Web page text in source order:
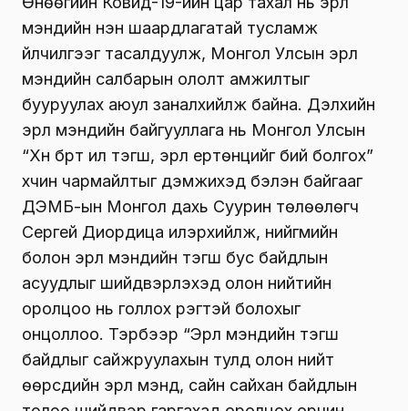
мэндийн нэн шаардлагатай тусламж
үйлчилгээг тасалдуулж, Монгол Улсын эрүүл
мэндийн салбарын ололт амжилтыг
бууруулах аюул заналхийлж байна. Дэлхийн
эрүүл мэндийн байгууллага нь Монгол Улсын
“Хүн бүрт илүү тэгш, эрүүл ертөнцийг бий болгох”
хүчин чармайлтыг дэмжихэд бэлэн байгааг
ДЭМБ-ын Монгол дахь Суурин төлөөлөгч
Сергей Диордица илэрхийлж, нийгмийн
болон эрүүл мэндийн тэгш бус байдлын
асуудлыг шийдвэрлэхэд олон нийтийн
оролцоо нь голлох үүрэгтэй болохыг
онцоллоо. Тэрбээр “Эрүүл мэндийн тэгш
байдлыг сайжруулахын тулд олон нийт
өөрсдийн эрүүл мэнд, сайн сайхан байдлын